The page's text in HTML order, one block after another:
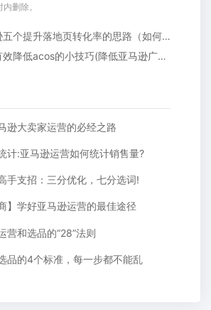
删除。
上一篇：亚马逊五个提升落地页转化率的思路（如何提升落地页转化率）
下一篇：一个有效降低acos的小技巧(降低亚马逊广告acos的方法)
逊大卖家运营的必经之路
计:亚马逊运营如何统计销售量?
手支招：三分优化，七分选词!
】学好亚马逊运营的最佳途径
营和选品的“28”法则
品的4个标准，每一步都不能乱